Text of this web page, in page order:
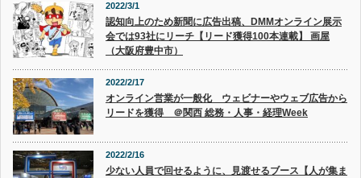
2022/3/1
認知向上のため新聞に広告出稿、DMMオンライン展示
会では93社にリーチ【リード獲得100本連載】 画屋
（大阪府豊中市）
2022/2/17
オンライン営業が一般化 ウェビナーやウェブ広告から
リードを獲得 ＠関西 総務・人事・経理Week
2022/2/16
少ない人員で回せるように、見渡せるブース【人が集ま